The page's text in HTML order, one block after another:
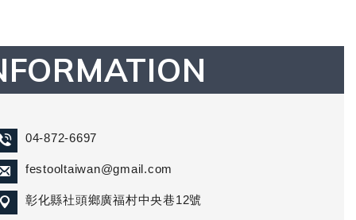
04-872-6697
festooltaiwan@gmail.com
彰化縣社頭鄉廣福村中央巷12號